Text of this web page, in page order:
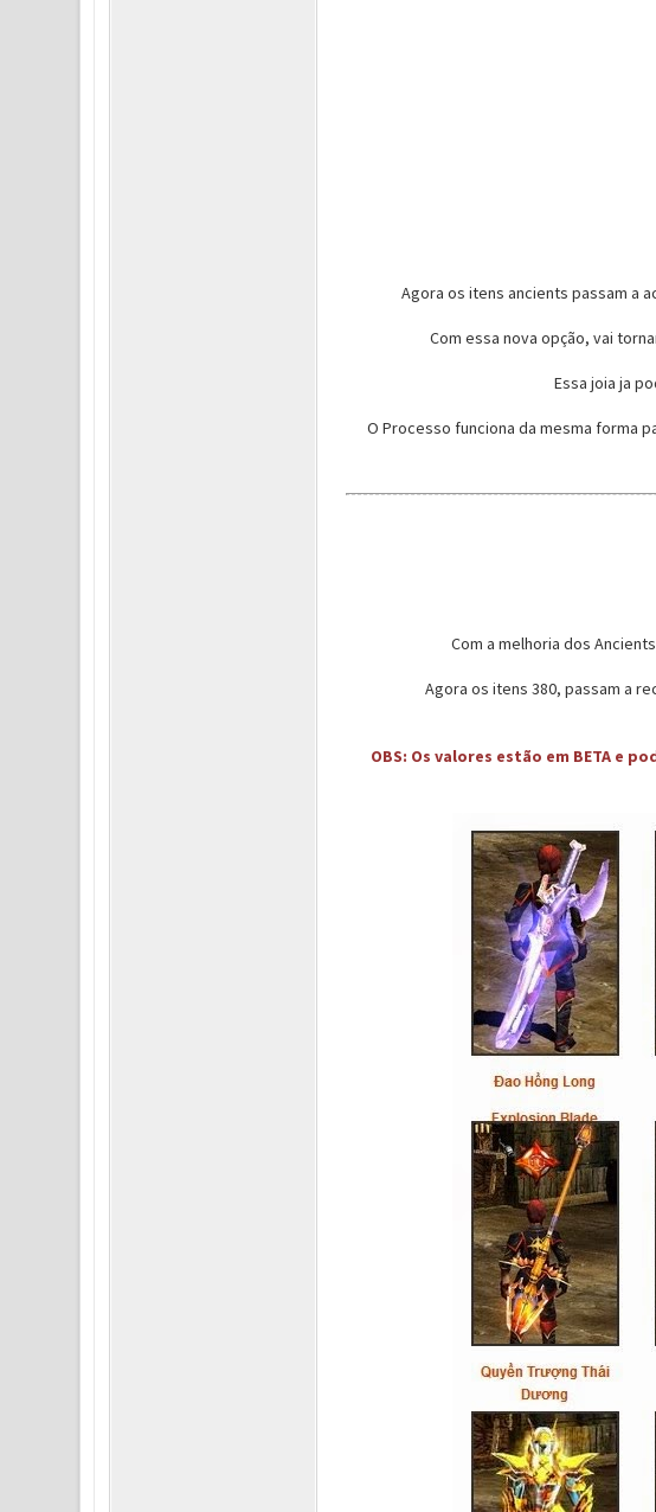
Agora os itens ancients passam a
Com essa nova opção, vai
Essa joia ja
O Processo funciona da mesma forma
Com a melhoria dos
Agora os itens 380, passam a
OBS: Os valores estão em BETA e